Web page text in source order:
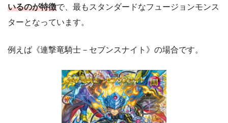
いるのが特徴で、最もスタンダードなフュージョンモンス
ターとなっています。
例えば《連撃竜騎士－セブンスナイト》の場合です。